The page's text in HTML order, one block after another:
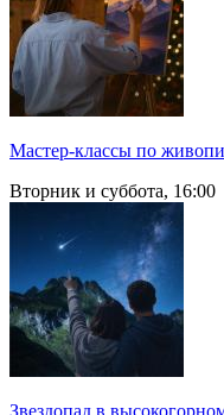
Мастер-классы по
Вторник и суббота, 16:00
Звездопад в